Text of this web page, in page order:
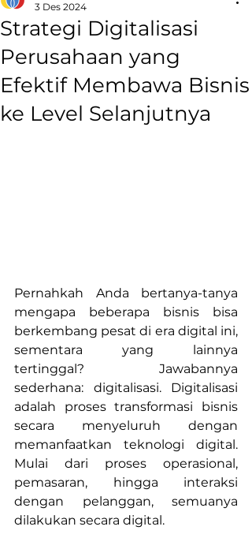
Strategi Digitalisasi
Perusahaan yang
Efektif Membawa Bisnis
ke Level Selanjutnya
3 Des 2024
Pernahkah Anda bertanya-tanya
mengapa beberapa bisnis bisa
berkembang pesat di era digital ini,
sementara yang lainnya
tertinggal? Jawabannya
sederhana: digitalisasi. Digitalisasi
adalah proses transformasi bisnis
secara menyeluruh dengan
memanfaatkan teknologi digital.
Mulai dari proses operasional,
pemasaran, hingga interaksi
dengan pelanggan, semuanya
dilakukan secara digital.